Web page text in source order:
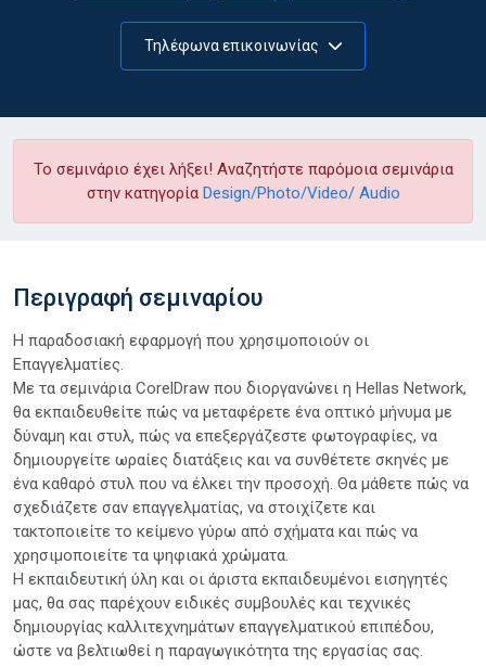
Τηλέφωνα επικοινωνίας
Το σεμινάριο έχει λήξει! Αναζητήστε παρόμοια σεμινάρια
στην κατηγορία Design/Photo/Video/ Audio
Περιγραφή σεμιναρίου
Η παραδοσιακή εφαρμογή που χρησιμοποιούν οι
Επαγγελματίες.
Με τα σεμινάρια CorelDraw που διοργανώνει η Hellas Network,
θα εκπαιδευθείτε πώς να μεταφέρετε ένα οπτικό μήνυμα με
δύναμη και στυλ, πώς να επεξεργάζεστε φωτογραφίες, να
δημιουργείτε ωραίες διατάξεις και να συνθέτετε σκηνές με
ένα καθαρό στυλ που να έλκει την προσοχή. Θα μάθετε πώς να
σχεδιάζετε σαν επαγγελματίας, να στοιχίζετε και
τακτοποιείτε το κείμενο γύρω από σχήματα και πώς να
χρησιμοποιείτε τα ψηφιακά χρώματα.
Η εκπαιδευτική ύλη και οι άριστα εκπαιδευμένοι εισηγητές
μας, θα σας παρέχουν ειδικές συμβουλές και τεχνικές
δημιουργίας καλλιτεχνημάτων επαγγελματικού επιπέδου,
ώστε να βελτιωθεί η παραγωγικότητα της εργασίας σας.